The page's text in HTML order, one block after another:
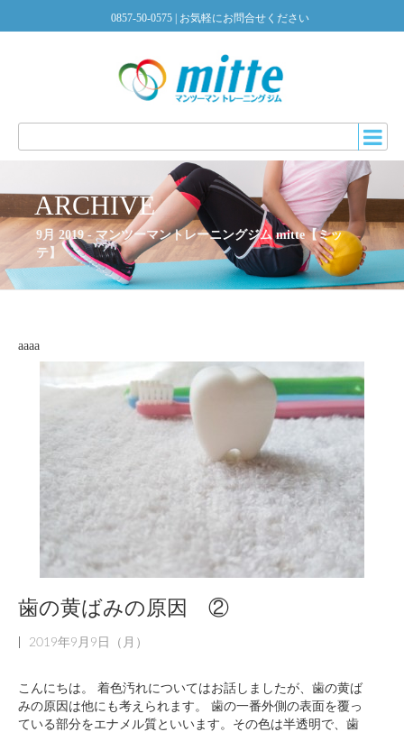
0857-50-0575 | お気軽にお問合せください
ARCHIVE
9月 2019 - マンツーマントレーニングジム mitte【ミッ
テ】
aaaa
歯の黄ばみの原因 ②
2019年9月9日（月）
こんにちは。 着色汚れについてはお話しましたが、歯の黄ば
みの原因は他にも考えられます。 歯の一番外側の表面を覆っ
ている部分をエナメル質といいます。その色は半透明で、歯